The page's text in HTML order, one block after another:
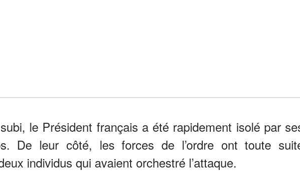
le Président français a été rapidement isolé par
De leur côté, les forces de l’ordre ont toute
individus qui avaient orchestré l’attaque.